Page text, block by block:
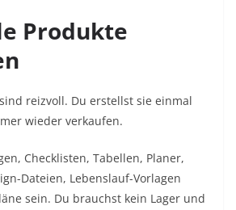
Produkte
reizvoll. Du erstellst sie einmal
wieder verkaufen.
Checklisten, Tabellen, Planer,
Dateien, Lebenslauf-Vorlagen
sein. Du brauchst kein Lager und